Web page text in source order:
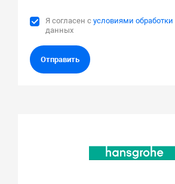
Я согласен сусловиями обработки
данных
Отправить